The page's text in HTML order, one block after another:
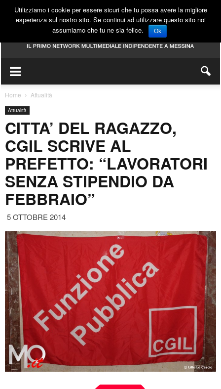
Home Attualità
Attualità
CITTA’ DEL RAGAZZO,
CGIL SCRIVE AL
PREFETTO: “LAVORATORI
SENZA STIPENDIO DA
FEBBRAIO”
5 OTTOBRE 2014
Utilizziamo i cookie per essere sicuri che tu possa avere la migliore
esperienza sul nostro sito. Se continui ad utilizzare questo sito noi
assumiamo che tu ne sia felice.
Ok